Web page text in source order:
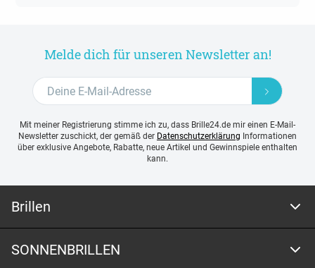
Melde dich für unseren Newsletter an!
Mit meiner Registrierung stimme ich zu, dass Brille24.de mir einen E-Mail-
Newsletter zuschickt, der gemäß der Datenschutzerklärung Informationen
über exklusive Angebote, Rabatte, neue Artikel und Gewinnspiele enthalten
kann.
Brillen
SONNENBRILLEN